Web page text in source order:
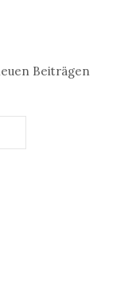
Beiträgen